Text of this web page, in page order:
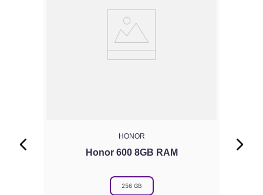
HONOR
Honor 600 8GB RAM
256 GB